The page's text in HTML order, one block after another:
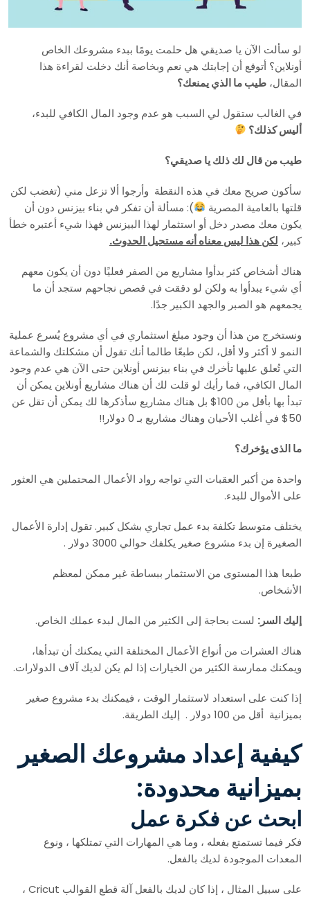
لو سألت الآن يا صديقي هل حلمت يومًا ببدء مشروعك الخاص
أونلاين؟ أتوقع أن إجابتك هي نعم وبخاصة أنك دخلت لقراءة هذا
المقال، طيب ما الذي يمنعك؟
في الغالب ستقول لي السبب هو عدم وجود المال الكافي للبدء،
أليس كذلك؟
طيب من قال لك ذلك يا صديقي؟
سأكون صريح معك في هذه النقطة وأرجوا ألا تزعل مني (تغضب لكن
قلتها بالعامية المصرية
): مسألة أن تفكر في بناء بيزنس دون أن
يكون معك مصدر دخل أو استثمار لهذا البيزنس فهذا شيء أعتبره خطأ
كبير، لكن هذا ليس معناه أنه مستحيل الحدوث.
هناك أشخاص كثر بدأوا مشاريع من الصفر فعليًا دون أن يكون معهم
أي شيء يبدأوا به ولكن لو دققت في قصص نجاحهم ستجد أن ما
يجمعهم هو الصبر والجهد الكبير جدًا.
ونستخرج من هذا أن وجود مبلغ استثماري في أي مشروع يُسرع عملية
النمو لا أكثر ولا أقل، لكن طبعًا طالما أنك تقول أن مشكلتك والشماعة
التي تُعلق عليها تأخرك في بناء بيزنس أونلاين حتى الآن هي عدم وجود
المال الكافي، فما رأيك لو قلت لك أن هناك مشاريع أونلاين يمكن أن
تبدأ بها بأقل من 100$ بل هناك مشاريع سأذكرها لك يمكن أن تقل عن
50$ في أغلب الأحيان وهناك مشاريع بـ 0 دولار!!
ما الذى يؤخرك؟
واحدة من أكبر العقبات التي تواجه رواد الأعمال المحتملين هي العثور
على الأموال للبدء.
يختلف متوسط تكلفة بدء عمل تجاري بشكل كبير. تقول إدارة الأعمال
الصغيرة إن بدء مشروع صغير يكلفك حوالي 3000 دولار .
طبعا هذا المستوى من الاستثمار ببساطة غير ممكن لمعظم
الأشخاص.
إليك السر: لست بحاجة إلى الكثير من المال لبدء عملك الخاص.
هناك العشرات من أنواع الأعمال المختلفة التي يمكنك أن تبدأها،
ويمكنك ممارسة الكثير من الخيارات إذا لم يكن لديك آلاف الدولارات.
إذا كنت على استعداد لاستثمار الوقت ، فيمكنك بدء مشروع صغير
بميزانية أقل من 100 دولار . إليك الطريقة.
كيفية إعداد مشروعك الصغير
بميزانية محدودة:
ابحث عن فكرة عمل
فكر فيما تستمتع بفعله ، وما هي المهارات التي تمتلكها ، ونوع
المعدات الموجودة لديك بالفعل.
على سبيل المثال ، إذا كان لديك بالفعل آلة قطع القوالب Cricut ،